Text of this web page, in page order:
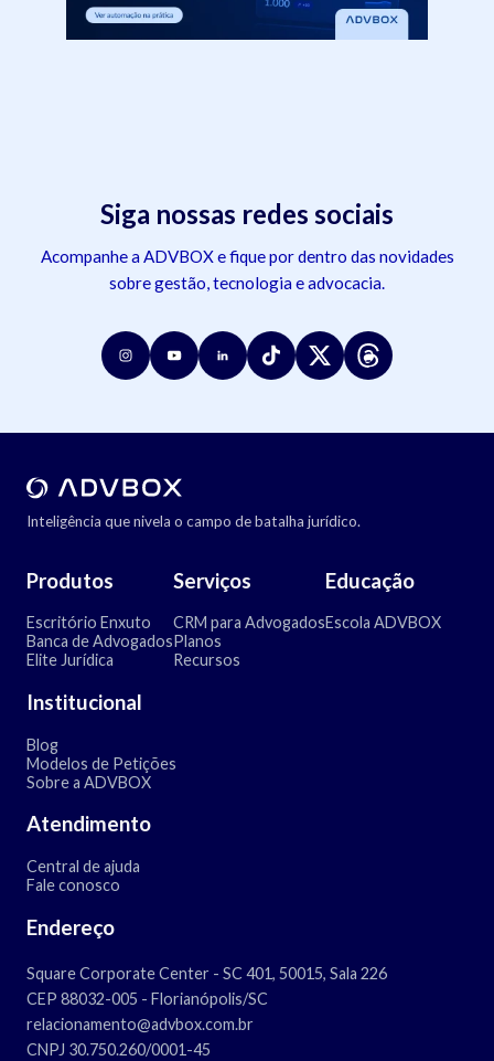
Siga nossas redes sociais
Acompanhe a ADVBOX e fique por dentro das novidades
sobre gestão, tecnologia e advocacia.
Inteligência que nivela o campo de batalha jurídico.
Produtos
Escritório Enxuto
Banca de Advogados
Elite Jurídica
Serviços
CRM para Advogados
Planos
Recursos
Educação
Escola ADVBOX
Institucional
Blog
Modelos de Petições
Sobre a ADVBOX
Atendimento
Central de ajuda
Fale conosco
Endereço
Square Corporate Center - SC 401, 50015, Sala 226
CEP 88032-005 - Florianópolis/SC
relacionamento@advbox.com.br
CNPJ 30.750.260/0001-45